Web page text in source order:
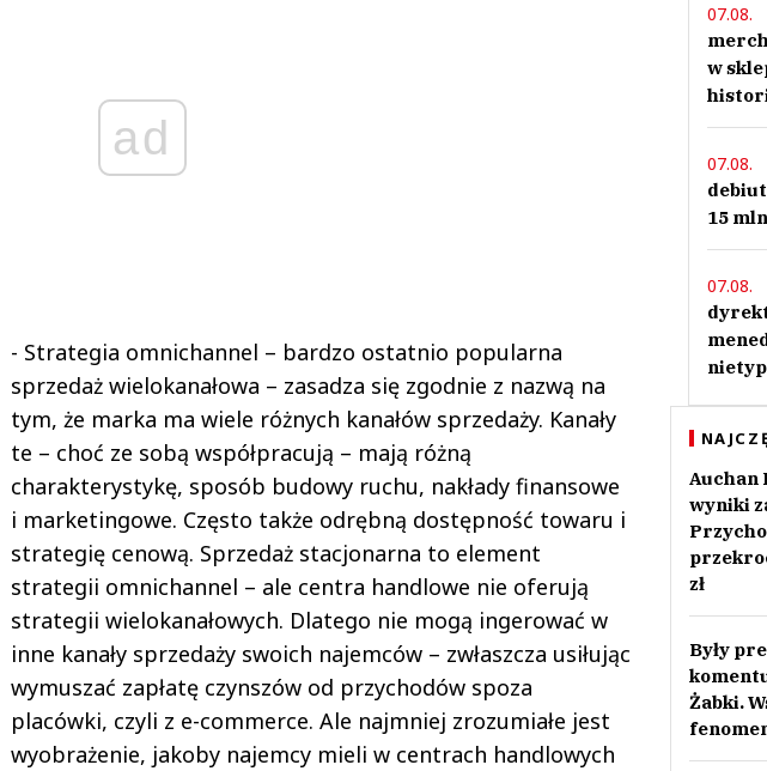
ad
- Strategia omnichannel – bardzo ostatnio popularna
sprzedaż wielokanałowa – zasadza się zgodnie z nazwą na
tym, że marka ma wiele różnych kanałów sprzedaży. Kanały
te – choć ze sobą współpracują – mają różną
charakterystykę, sposób budowy ruchu, nakłady finansowe
i marketingowe. Często także odrębną dostępność towaru i
strategię cenową. Sprzedaż stacjonarna to element
strategii omnichannel – ale centra handlowe nie oferują
strategii wielokanałowych. Dlatego nie mogą ingerować w
inne kanały sprzedaży swoich najemców – zwłaszcza usiłując
wymuszać zapłatę czynszów od przychodów spoza
placówki, czyli z e-commerce. Ale najmniej zrozumiałe jest
wyobrażenie, jakoby najemcy mieli w centrach handlowych
07.08.
w
07.08.
debiut
15 mln
07.08.
Auchan
wyniki
zł
Były
Żabki.